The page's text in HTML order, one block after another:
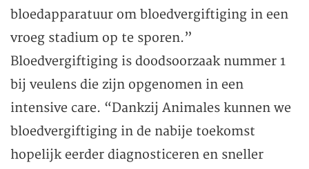
bloedapparatuur om bloedvergiftiging in een
vroeg stadium op te sporen.”
Bloedvergiftiging is doodsoorzaak nummer 1
bij veulens die zijn opgenomen in een
intensive care. “Dankzij Animales kunnen we
bloedvergiftiging in de nabije toekomst
hopelijk eerder diagnosticeren en sneller